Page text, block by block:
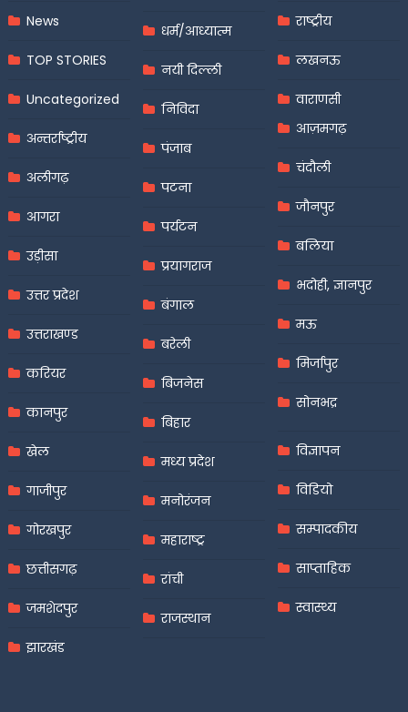
News
TOP STORIES
Uncategorized
अन्तर्राष्ट्रीय
अलीगढ़
आगरा
उड़ीसा
उत्तर प्रदेश
उत्तराखण्ड
करियर
कानपुर
खेल
गाजीपुर
गोरखपुर
छत्तीसगढ़
जमशेदपुर
झारखंड
धर्म/आध्यात्म
नयी दिल्ली
निविदा
पंजाब
पटना
पर्यटन
प्रयागराज
बंगाल
बरेली
बिजनेस
बिहार
मध्य प्रदेश
मनोरंजन
महाराष्ट्र
रांची
राजस्थान
राष्ट्रीय
लखनऊ
वाराणसी
आज़मगढ़
चंदौली
जौनपुर
बलिया
भदोही, ज्ञानपुर
मऊ
मिर्जापुर
सोनभद्र
विज्ञापन
विडियो
सम्पादकीय
साप्ताहिक
स्वास्थ्य